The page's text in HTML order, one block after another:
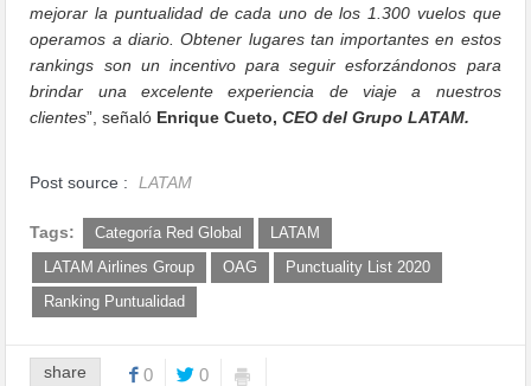
mejorar la puntualidad de cada uno de los 1.300 vuelos que
operamos a diario. Obtener lugares tan importantes en estos
rankings son un incentivo para seguir esforzándonos para
brindar una excelente experiencia de viaje a nuestros
clientes”, señaló Enrique Cueto, CEO del Grupo LATAM.
Post source : LATAM
Tags: Categoría Red Global
LATAM
LATAM Airlines Group
OAG
Punctuality List 2020
Ranking Puntualidad
share 0 0